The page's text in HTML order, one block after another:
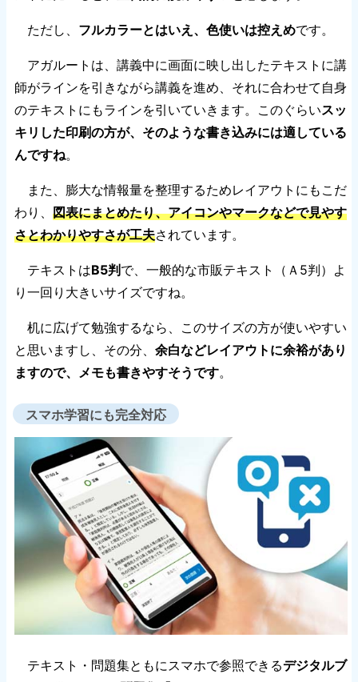
ただし、 フルカラーとはいえ、色使いは控えめです。
アガルートは、講義中に画面に映し出したテキストに講
師がラインを引きながら講義を進め、それに合わせて自身
のテキストにもラインを引いていきます。このぐらいスッ
キリした印刷の方が、そのような書き込みには適している
んですね。
また、膨大な情報量を整理するためレイアウトにもこだ
わり、 図表にまとめたり、アイコンやマークなどで見やす
さとわかりやすさが工夫されています。
テキストはB5判で、一般的な市販テキスト（Ａ5判）よ
り一回り大きいサイズですね。
机に広げて勉強するなら、このサイズの方が使いやすい
と思いますし、その分、 余白などレイアウトに余裕があり
ますので、メモも書きやすそうです。
スマホ学習にも完全対応
テキスト・問題集ともにスマホで参照できるデジタルブ